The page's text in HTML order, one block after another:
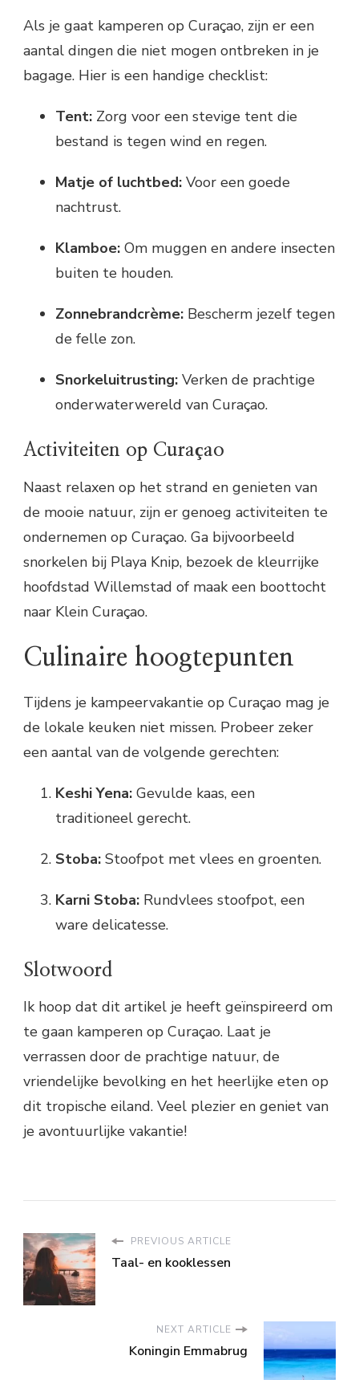
Als je gaat kamperen op Curaçao, zijn er een
aantal dingen die niet mogen ontbreken in je
bagage. Hier is een handige checklist:
Tent: Zorg voor een stevige tent die
bestand is tegen wind en regen.
Matje of luchtbed: Voor een goede
nachtrust.
Klamboe: Om muggen en andere insecten
buiten te houden.
Zonnebrandcrème: Bescherm jezelf tegen
de felle zon.
Snorkeluitrusting: Verken de prachtige
onderwaterwereld van Curaçao.
Activiteiten op Curaçao
Naast relaxen op het strand en genieten van
de mooie natuur, zijn er genoeg activiteiten te
ondernemen op Curaçao. Ga bijvoorbeeld
snorkelen bij Playa Knip, bezoek de kleurrijke
hoofdstad Willemstad of maak een boottocht
naar Klein Curaçao.
Culinaire hoogtepunten
Tijdens je kampeervakantie op Curaçao mag je
de lokale keuken niet missen. Probeer zeker
een aantal van de volgende gerechten:
Keshi Yena: Gevulde kaas, een
traditioneel gerecht.
Stoba: Stoofpot met vlees en groenten.
Karni Stoba: Rundvlees stoofpot, een
ware delicatesse.
Slotwoord
Ik hoop dat dit artikel je heeft geïnspireerd om
te gaan kamperen op Curaçao. Laat je
verrassen door de prachtige natuur, de
vriendelijke bevolking en het heerlijke eten op
dit tropische eiland. Veel plezier en geniet van
je avontuurlijke vakantie!
PREVIOUS ARTICLE
Taal- en kooklessen
NEXT ARTICLE
Koningin Emmabrug